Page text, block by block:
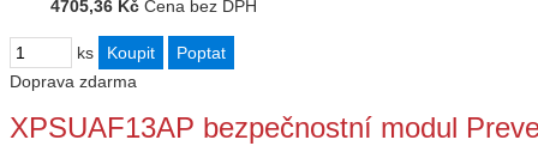
4705,36 Kč Cena bez DPH
ks
Doprava zdarma
XPSUAF13AP bezpečnostní modul